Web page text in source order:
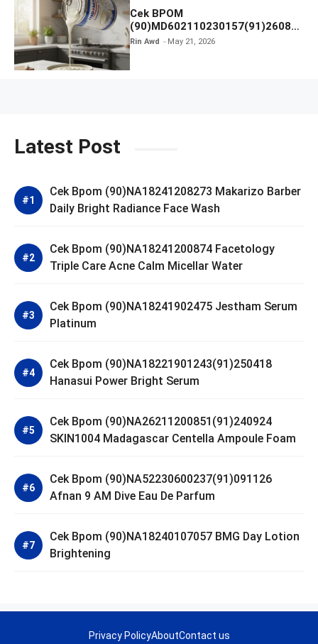
Cek BPOM
(90)MD602110230157(91)26081
2 Krimer Kental Manis INDOMILK
Rin Awd May 21, 2026
Latest Post
Cek Bpom (90)NA18241208273 Makarizo Barber
Daily Bright Radiance Face Wash
Cek Bpom (90)NA18241200874 Facetology
Triple Care Acne Calm Micellar Water
Cek Bpom (90)NA18241902475 Jestham Serum
Platinum
Cek Bpom (90)NA18221901243(91)250418
Hanasui Power Bright Serum
Cek Bpom (90)NA26211200851(91)240924
SKIN1004 Madagascar Centella Ampoule Foam
Cek Bpom (90)NA52230600237(91)091126
Afnan 9 AM Dive Eau De Parfum
Cek Bpom (90)NA18240107057 BMG Day Lotion
Brightening
Privacy PolicyAboutContact us